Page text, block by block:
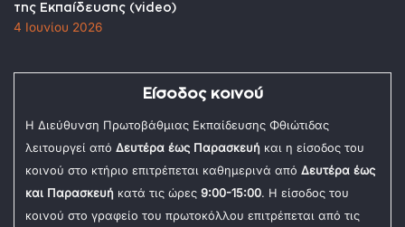
της Εκπαίδευσης (video)
4 Ιουνίου 2026
Είσοδος κοινού
Η Διεύθυνση Πρωτοβάθμιας Εκπαίδευσης Φθιώτιδας
λειτουργεί από Δευτέρα έως Παρασκευή και η είσοδος του
κοινού στο κτήριο επιτρέπεται καθημερινά από Δευτέρα έως
και Παρασκευή κατά τις ώρες 9:00-15:00. Η είσοδος του
κοινού στο γραφείο του πρωτοκόλλου επιτρέπεται από τις